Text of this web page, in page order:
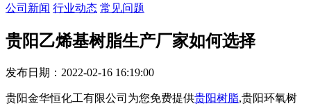
公司新闻 行业动态 常见问题
贵阳乙烯基树脂生产厂家如何选择
发布日期：2022-02-16 16:19:00
贵阳金华恒化工有限公司为您免费提供贵阳树脂,贵阳环氧树